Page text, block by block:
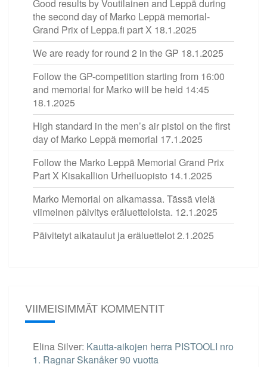
Good results by Voutilainen and Leppä during
the second day of Marko Leppä memorial-
Grand Prix of Leppa.fi part X 18.1.2025
We are ready for round 2 in the GP 18.1.2025
Follow the GP-competition starting from 16:00
and memorial for Marko will be held 14:45
18.1.2025
High standard in the men’s air pistol on the first
day of Marko Leppä memorial 17.1.2025
Follow the Marko Leppä Memorial Grand Prix
Part X Kisakallion Urheiluopisto 14.1.2025
Marko Memorial on alkamassa. Tässä vielä
viimeinen päivitys eräluetteloista. 12.1.2025
Päivitetyt aikataulut ja eräluettelot2.1.2025
VIIMEISIMMÄT KOMMENTIT
Elina Silver: Kautta-aikojen herra PISTOOLI nro
1. Ragnar Skanåker 90 vuotta